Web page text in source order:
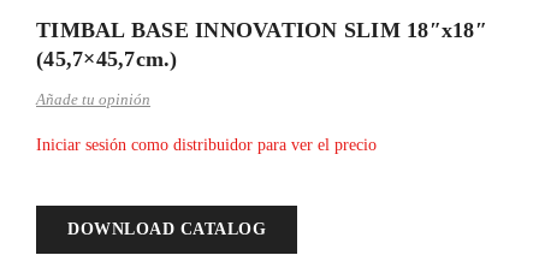
TIMBAL BASE INNOVATION SLIM 18″x18″
(45,7×45,7cm.)
Añade tu opinión
Iniciar sesión como distribuidor para ver el precio
DOWNLOAD CATALOG